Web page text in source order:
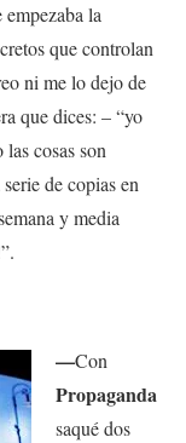
la
que controlan
ni me lo dejo de
que dices: – “yo
cosas son
de copias en
y media
—Con
Propaganda
saqué dos